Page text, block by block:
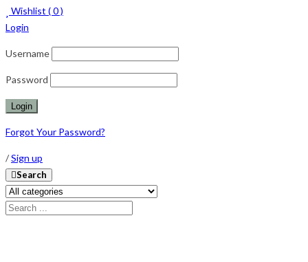
Wishlist (0)
Login
Username
Password
Forgot Your Password?
/Sign up
Search